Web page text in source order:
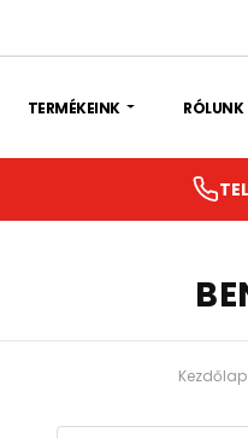
TERMÉKEINK RÓLUNK
Kezdőlap